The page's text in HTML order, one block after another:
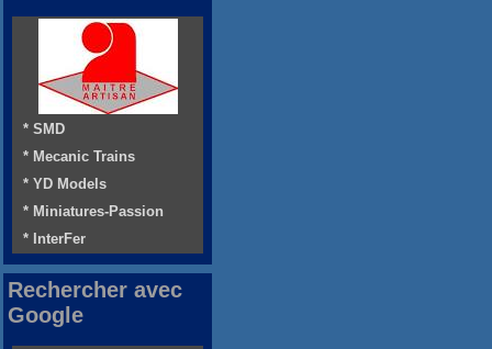
* SMD
* Mecanic Trains
* YD Models
* Miniatures-Passion
* InterFer
Rechercher avec
Google